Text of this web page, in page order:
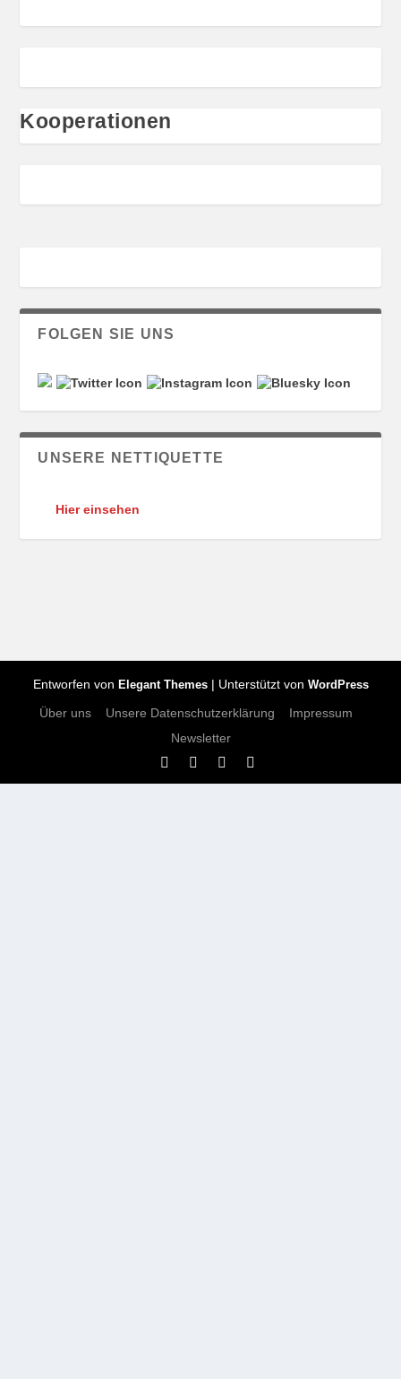
Kooperationen
FOLGEN SIE UNS
UNSERE NETTIQUETTE
Hier einsehen
Entworfen von Elegant Themes| Unterstützt von WordPress
Über uns Unsere Datenschutzerklärung
Impressum
Newsletter